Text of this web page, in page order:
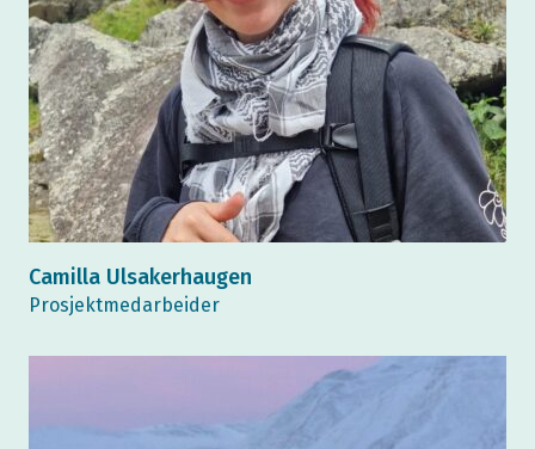
Camilla Ulsakerhaugen
Prosjektmedarbeider